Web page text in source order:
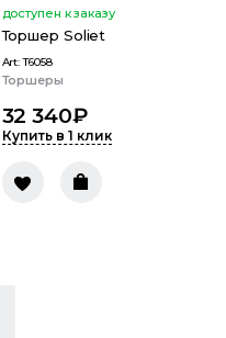
доступен к заказу
Торшер Soliet
Art:T6058
Торшеры
32 340₽
Купить в 1 клик